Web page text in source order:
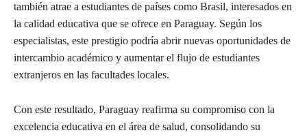
también atrae a estudiantes de países como Brasil, interesados en
la calidad educativa que se ofrece en Paraguay. Según los
especialistas, este prestigio podría abrir nuevas oportunidades de
intercambio académico y aumentar el flujo de estudiantes
extranjeros en las facultades locales.
Con este resultado, Paraguay reafirma su compromiso con la
excelencia educativa en el área de salud, consolidando su